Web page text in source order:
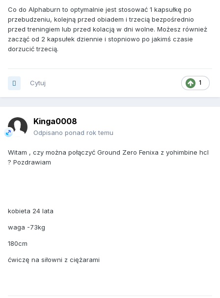
Co do Alphaburn to optymalnie jest stosować 1 kapsułkę po
przebudzeniu, kolejną przed obiadem i trzecią bezpośrednio
przed treningiem lub przed kolacją w dni wolne. Możesz również
zacząć od 2 kapsułek dziennie i stopniowo po jakimś czasie
dorzucić trzecią.
1
Cytuj
Kinga0008
Odpisano ponad rok temu
Witam , czy można połączyć Ground Zero Fenixa z yohimbine hcl
? Pozdrawiam
kobieta 24 lata
waga -73kg
180cm
ćwiczę na siłowni z ciężarami